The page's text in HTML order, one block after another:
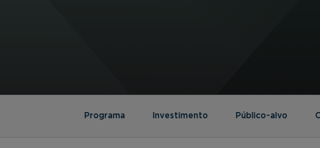
Programa Investimento Público-alvo